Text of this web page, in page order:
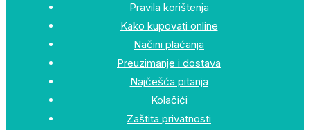
Pravila korištenja
Kako kupovati online
Načini plaćanja
Preuzimanje i dostava
Najčešća pitanja
Kolačići
Zaštita privatnosti